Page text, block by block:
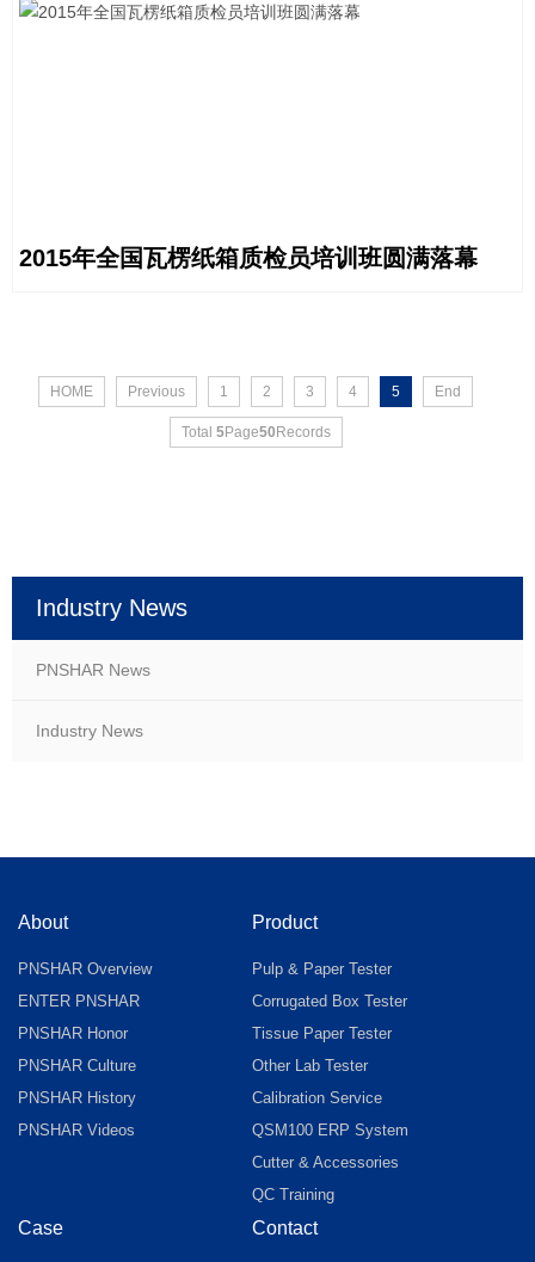
2015年全国瓦楞纸箱质检员培训班圆满落幕
HOME Previous 1 2 3 4 5 End
Total 5Page50 Records
Industry News
PNSHAR News
Industry News
About
PNSHAR Overview
ENTER PNSHAR
PNSHAR Honor
PNSHAR Culture
PNSHAR History
PNSHAR Videos
Product
Pulp & Paper Tester
Corrugated Box Tester
Tissue Paper Tester
Other Lab Tester
Calibration Service
QSM100 ERP System
Cutter & Accessories
QC Training
Case Contact